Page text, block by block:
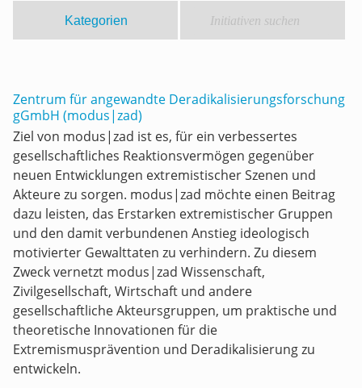
Zentrum für angewandte Deradikalisierungsforschung
gGmbH (modus|zad)
Ziel von modus|zad ist es, für ein verbessertes
gesellschaftliches Reaktionsvermögen gegenüber
neuen Entwicklungen extremistischer Szenen und
Akteure zu sorgen. modus|zad möchte einen Beitrag
dazu leisten, das Erstarken extremistischer Gruppen
und den damit verbundenen Anstieg ideologisch
motivierter Gewalttaten zu verhindern. Zu diesem
Zweck vernetzt modus|zad Wissenschaft,
Zivilgesellschaft, Wirtschaft und andere
gesellschaftliche Akteursgruppen, um praktische und
theoretische Innovationen für die
Extremismusprävention und Deradikalisierung zu
entwickeln.